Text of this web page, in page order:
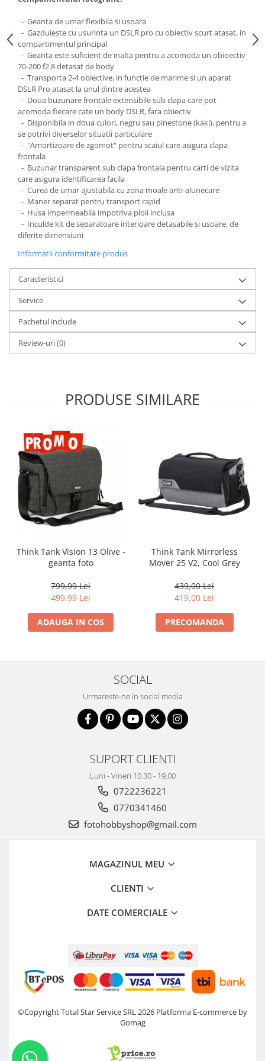
Carduri memorie, Cititoare
Carduri memorie
Cititoare carduri
Huse protectie card memorie
Grip-uri
Telecomenzi
LCD protectie
Recordere audio digitale
Acumulatori si baterii
Acumulatori Foto
Acumulatori AA/AAA (R6/R3)) si
incarcatoare
Baterii
Incarcatoare acumulatori Foto-
Video
Adaptoare pentru convertoare sau
filtre
Alimentatoare 220V
Cabluri
Carcase de tip Cage, pentru
Huse de ploaie
Nivela patina
Ocular
Transmitator de fisiere fara fir
Vizor
Accesorii diverse
Genti, Rucsacuri, Troller foto
Genti Holster TopLoader
Rucsacuri Foto
Only One Shoulder - SlingShot
Tocuri si huse protectie aparate
Solid-State Drive (SSD)
Video / Camere si accesorii
Camere video profesionale
Camere Video Cinematice
Camere video de actiune
Accesorii camere video de actiune
Stabilizatoare (Gimbal) / Steady
Accesorii diverse pt camere video
Camere Video Cinematice
Drone
Camere Video Compacte
- Geanta de umar flexibila si usoara
- Gazduieste cu usurinta un DSLR pro cu obiectiv scurt atasat, in
compartimentul principal
- Geanta este suficient de inalta pentru a acomoda un obioectiv
70-200 f2.8 detasat de body
- Transporta 2-4 obiective, in functie de marime si un aparat
DSLR Pro atasat la unul dintre acestea
- Doua buzunare frontale extensibile sub clapa care pot
acomoda fiecare cate un body DSLR, fara obiectiv
- Disponibila in doua culori, negru sau pinestone (kaki), pentru a
se potrivi diverselor situatii particulare
- "Amortizoare de zgomot" pentru scaiul care asigura clapa
frontala
- Buzunar transparent sub clapa frontala pentru carti de vizita
care asigura identificarea facila
- Curea de umar ajustabila cu zona moale anti-alunecare
- Maner separat pentru transport rapid
- Husa impermeabila impotriva ploii inclusa
- Inculde kit de separatoare interioare detasabile si usoare, de
diferite dimensiuni
Informatii conformitate produs
Caracteristici
Service
Pachetul include
Review-uri(0)
PRODUSE SIMILARE
Think Tank Vision 13 Olive -
geanta foto
799,99 Lei
499,99 Lei
ADAUGA IN COS
Think Tank Mirrorless
Mover 25 V2, Cool Grey
439,00 Lei
419,00 Lei
PRECOMANDA
SOCIAL
Urmareste-ne in social media
SUPORT CLIENTI
Luni - Vineri 10.30 - 19.00
0722236221
0770341460
fotohobbyshop@gmail.com
MAGAZINUL MEU
CLIENTI
DATE COMERCIALE
©Copyright Total Star Service SRL 2026 Platforma E-commerce by
Gomag